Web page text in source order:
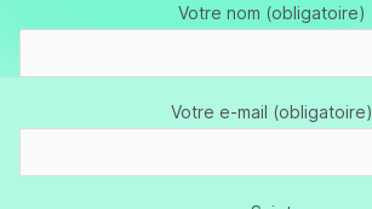
Votre nom (obligatoire)
Votre e-mail (obligatoire)